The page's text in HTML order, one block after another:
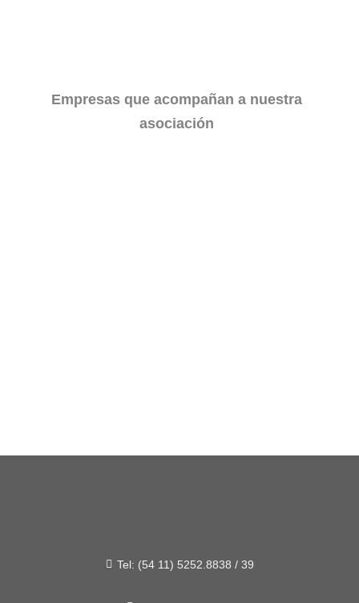
Empresas que acompañan a nuestra
asociación
Tel: (54 11) 5252.8838 / 39